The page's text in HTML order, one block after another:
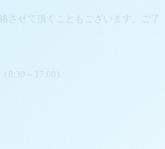
させて頂くこともございます。ご了
～17:00）